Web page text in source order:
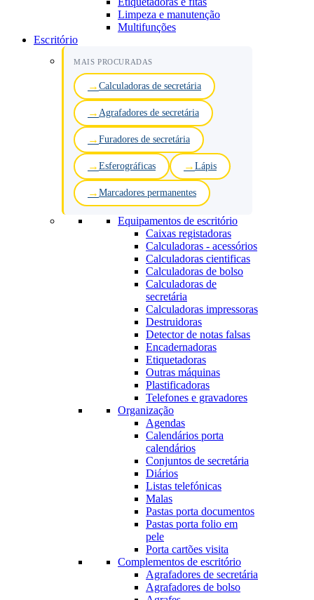
Limpeza e manutenção
Multifunções
Escritório
MAIS PROCURADAS
Calculadoras de secretária
Agrafadores de secretária
Furadores de secretária
Esferográficas Lápis
Marcadores permanentes
Equipamentos de escritório
Caixas registadoras
Calculadoras - acessórios
Calculadoras cientificas
Calculadoras de bolso
Calculadoras de
secretária
Calculadoras impressoras
Destruidoras
Detector de notas falsas
Encadernadoras
Etiquetadoras
Outras máquinas
Plastificadoras
Telefones e gravadores
Organização
Agendas
Calendários porta
calendários
Conjuntos de secretária
Diários
Listas telefónicas
Malas
Pastas porta documentos
Pastas porta folio em
pele
Porta cartões visita
Complementos de escritório
Agrafadores de secretária
Agrafadores de bolso